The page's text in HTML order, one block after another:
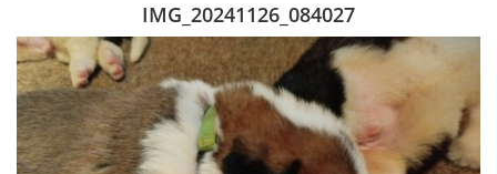
STANDARD
FENY
IMG_20241126_084027